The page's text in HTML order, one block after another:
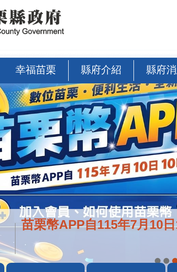
幸福苗栗 縣府介紹 縣府
苗栗幣APP自115年7月10